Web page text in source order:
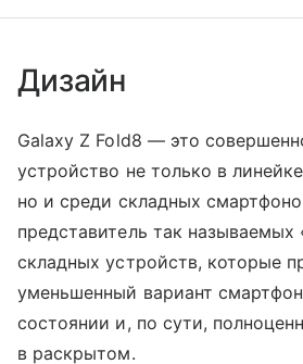
Дизайн
Galaxy Z Fold8 — это
устройство не только в
но и среди складных
представитель так
складных устройств, которые
уменьшенный вариант
состоянии и, по сути,
в раскрытом.